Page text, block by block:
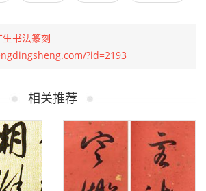
生书法篆刻
?id=2193
相关推荐